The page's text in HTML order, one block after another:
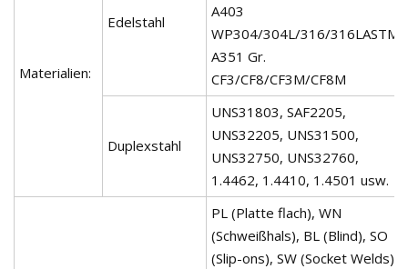
Materialien:
Edelstahl
A403
WP304/304L/316/316LASTM
A351 Gr.
CF3/CF8/CF3M/CF8M
Duplexstahl
UNS31803, SAF2205,
UNS32205, UNS31500,
UNS32750, UNS32760,
1.4462, 1.4410, 1.4501 usw.
PL (Platte flach), WN
(Schweißhals), BL (Blind), SO
(Slip-ons), SW (Socket Welds),